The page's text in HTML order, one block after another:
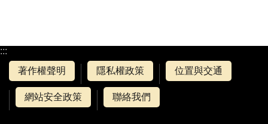
:::
著作權聲明
隱私權政策 位置與交通
網站安全政策 聯絡我們